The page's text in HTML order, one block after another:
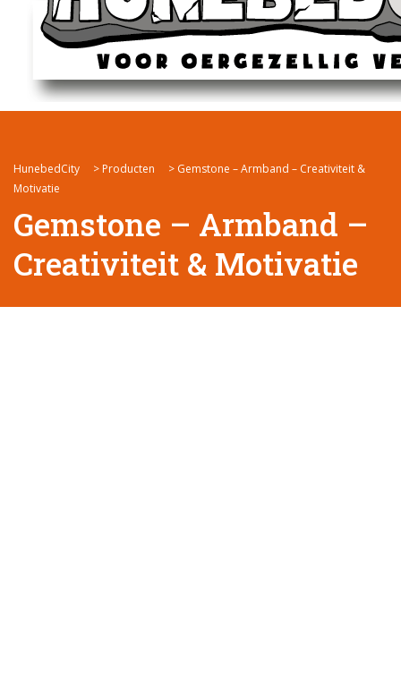
HunebedCity > Producten > Gemstone – Armband – Creativiteit &
Motivatie
Gemstone – Armband –
Creativiteit & Motivatie